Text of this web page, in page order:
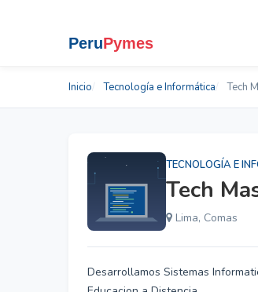
Inicio Tecnología e Informática Tech
TECNOLOGÍA E
Tech
Lima, Comas
Desarrollamos Sistemas